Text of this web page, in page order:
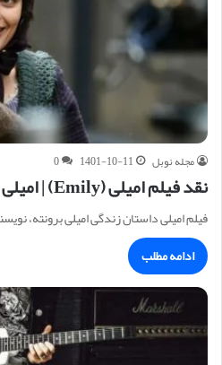
مجله نوبل 1401-10-11
0
نقد فیلم امیلی (Emily) | امیلی محصول سال 2022
فیلم امیلی داستان زندگی امیلی برونته،
ادامه مطلب